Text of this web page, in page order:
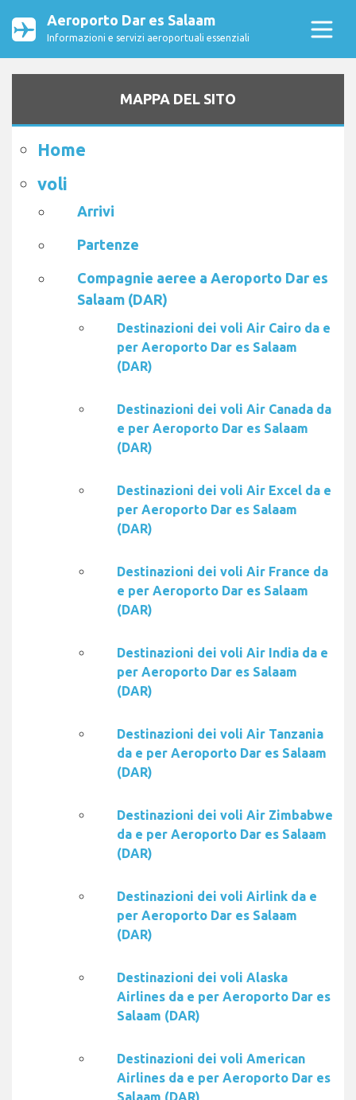
Aeroporto Dar es Salaam
Informazioni e servizi aeroportuali essenziali
MAPPA DEL SITO
Home
voli
Arrivi
Partenze
Compagnie aeree a Aeroporto Dar es
Salaam (DAR)
Destinazioni dei voli Air Cairo da e
per Aeroporto Dar es Salaam
(DAR)
Destinazioni dei voli Air Canada da
e per Aeroporto Dar es Salaam
(DAR)
Destinazioni dei voli Air Excel da e
per Aeroporto Dar es Salaam
(DAR)
Destinazioni dei voli Air France da
e per Aeroporto Dar es Salaam
(DAR)
Destinazioni dei voli Air India da e
per Aeroporto Dar es Salaam
(DAR)
Destinazioni dei voli Air Tanzania
da e per Aeroporto Dar es Salaam
(DAR)
Destinazioni dei voli Air Zimbabwe
da e per Aeroporto Dar es Salaam
(DAR)
Destinazioni dei voli Airlink da e
per Aeroporto Dar es Salaam
(DAR)
Destinazioni dei voli Alaska
Airlines da e per Aeroporto Dar es
Salaam (DAR)
Destinazioni dei voli American
Airlines da e per Aeroporto Dar es
Salaam (DAR)